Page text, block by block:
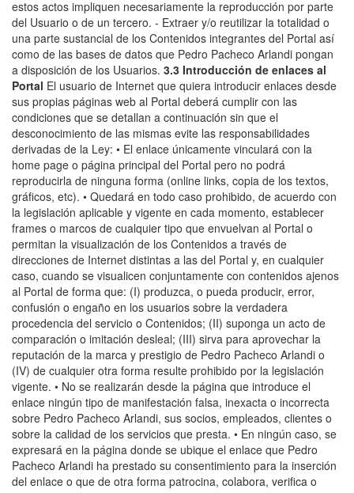
estos actos impliquen necesariamente la reproducción por parte
del Usuario o de un tercero. - Extraer y/o reutilizar la totalidad o
una parte sustancial de los Contenidos integrantes del Portal así
como de las bases de datos que Pedro Pacheco Arlandi pongan
a disposición de los Usuarios. 3.3 Introducción de enlaces al
Portal El usuario de Internet que quiera introducir enlaces desde
sus propias páginas web al Portal deberá cumplir con las
condiciones que se detallan a continuación sin que el
desconocimiento de las mismas evite las responsabilidades
derivadas de la Ley: • El enlace únicamente vinculará con la
home page o página principal del Portal pero no podrá
reproducirla de ninguna forma (online links, copia de los textos,
gráficos, etc). • Quedará en todo caso prohibido, de acuerdo con
la legislación aplicable y vigente en cada momento, establecer
frames o marcos de cualquier tipo que envuelvan al Portal o
permitan la visualización de los Contenidos a través de
direcciones de Internet distintas a las del Portal y, en cualquier
caso, cuando se visualicen conjuntamente con contenidos ajenos
al Portal de forma que: (I) produzca, o pueda producir, error,
confusión o engaño en los usuarios sobre la verdadera
procedencia del servicio o Contenidos; (II) suponga un acto de
comparación o imitación desleal; (III) sirva para aprovechar la
reputación de la marca y prestigio de Pedro Pacheco Arlandi o
(IV) de cualquier otra forma resulte prohibido por la legislación
vigente. • No se realizarán desde la página que introduce el
enlace ningún tipo de manifestación falsa, inexacta o incorrecta
sobre Pedro Pacheco Arlandi, sus socios, empleados, clientes o
sobre la calidad de los servicios que presta. • En ningún caso, se
expresará en la página donde se ubique el enlace que Pedro
Pacheco Arlandi ha prestado su consentimiento para la inserción
del enlace o que de otra forma patrocina, colabora, verifica o